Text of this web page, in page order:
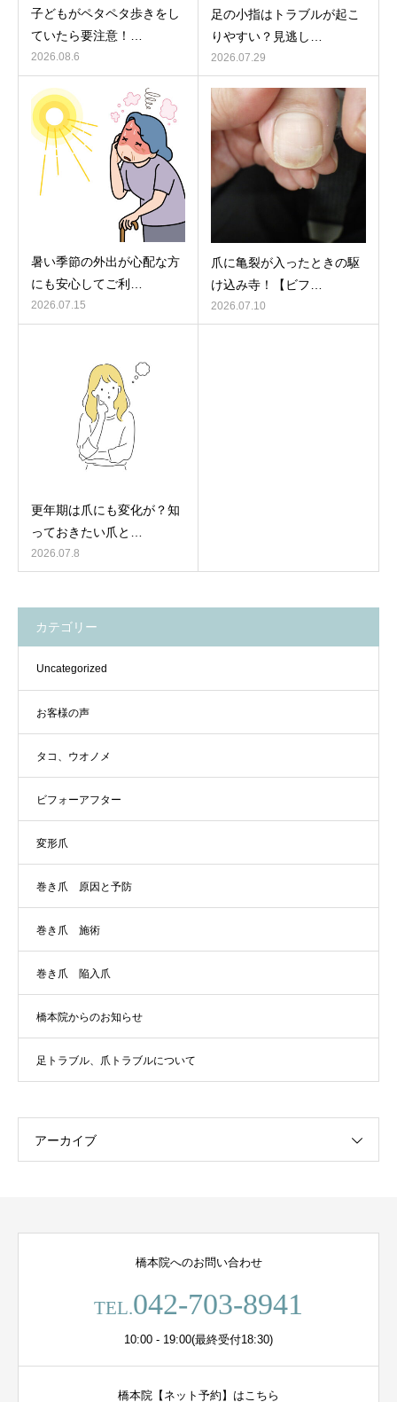
子どもがペタペタ歩きをし
ていたら要注意！…
2026.08.6
足の小指はトラブルが起こ
りやすい？見逃し…
2026.07.29
暑い季節の外出が心配な方
にも安心してご利…
2026.07.15
爪に亀裂が入ったときの駆
け込み寺！【ビフ…
2026.07.10
更年期は爪にも変化が？知
っておきたい爪と…
2026.07.8
カテゴリー
Uncategorized
お客様の声
タコ、ウオノメ
ビフォーアフター
変形爪
巻き爪 原因と予防
巻き爪 施術
巻き爪 陥入爪
橋本院からのお知らせ
足トラブル、爪トラブルについて
アーカイブ
橋本院へのお問い合わせ
TEL.042-703-8941
10:00 - 19:00(最終受付18:30)
橋本院【ネット予約】はこちら